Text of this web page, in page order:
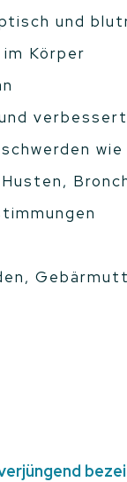
und
Körper